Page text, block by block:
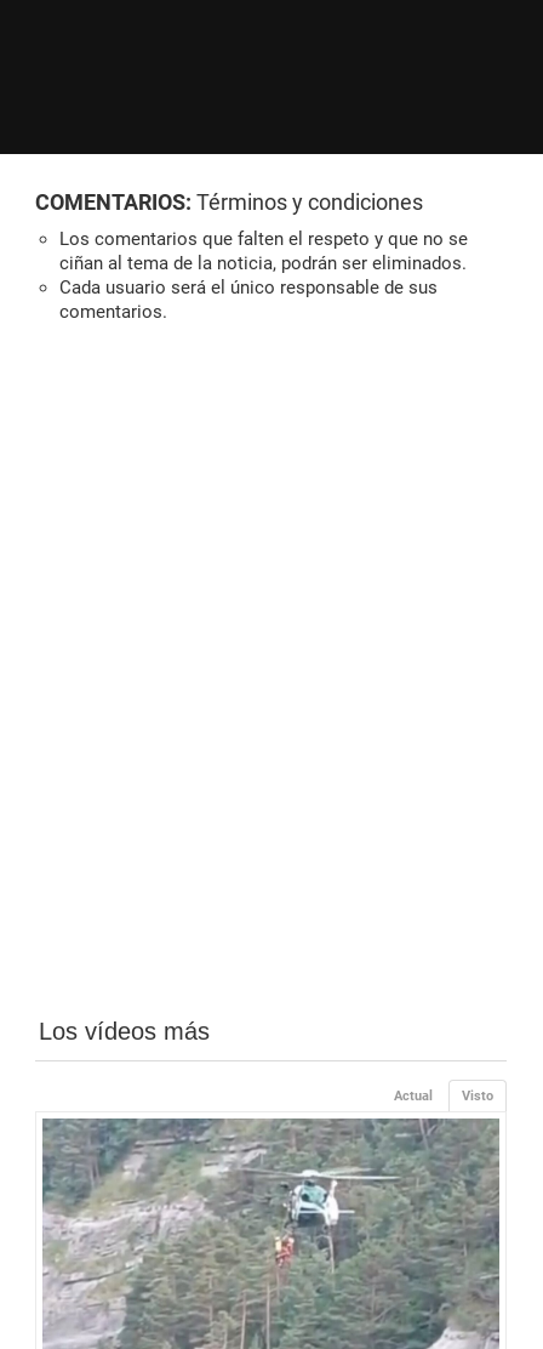
COMENTARIOS: Términos y condiciones
Los comentarios que falten el respeto y que no se
ciñan al tema de la noticia, podrán ser eliminados.
Cada usuario será el único responsable de sus
comentarios.
Los vídeos más
Visto
Actual